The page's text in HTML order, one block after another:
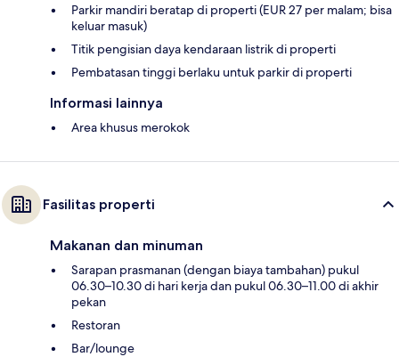
Parkir mandiri beratap di properti (EUR 27 per malam; bisa
keluar masuk)
Titik pengisian daya kendaraan listrik di properti
Pembatasan tinggi berlaku untuk parkir di properti
Informasi lainnya
Area khusus merokok
Fasilitas properti
Makanan dan minuman
Sarapan prasmanan (dengan biaya tambahan) pukul
06.30–10.30 di hari kerja dan pukul 06.30–11.00 di akhir
pekan
Restoran
Bar/lounge